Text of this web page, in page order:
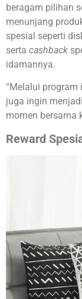
beragam pilihan
menunjang
spesial seperti
serta cashback
idamannya.
“Melalui
juga ingin
momen bersama
Reward